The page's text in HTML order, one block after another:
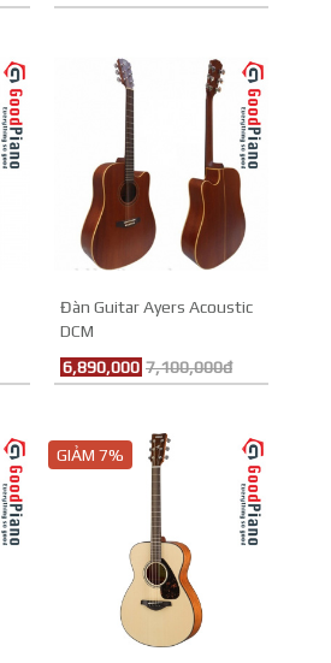
Đàn Guitar Ayers Acoustic
DCM
6,890,000 7,100,000đ
GIẢM 7%